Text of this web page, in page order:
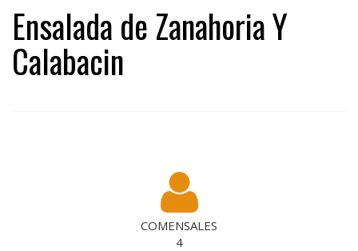
Ensalada de Zanahoria Y
Calabacin
COMENSALES
4